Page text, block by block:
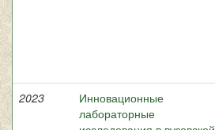
2023
Инновационные
лабораторные